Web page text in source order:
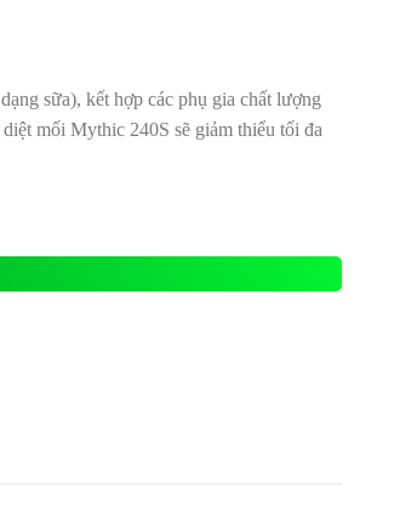
sữa), kết hợp các phụ gia chất lượng
mối Mythic 240S sẽ giảm thiểu tối đa